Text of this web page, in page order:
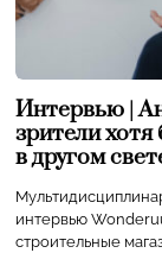
Интервью |
зрители
в другом
интервью
строительные